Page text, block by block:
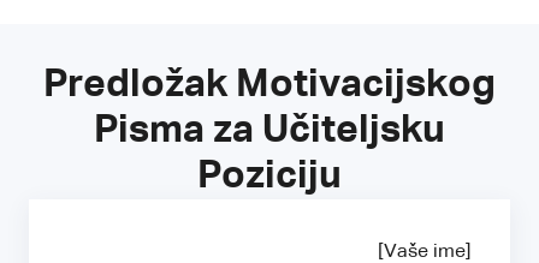
Predložak Motivacijskog
Pisma za Učiteljsku
Poziciju
[Vaše ime]